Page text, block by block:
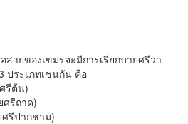
ยของเขมรจะมีการเรียกบายศรีว่า
ประเภทเช่นกัน คือ
รีต้น)
รีถาด)
ปากชาม)